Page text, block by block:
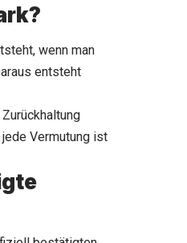
wenn man
entsteht
Vermutung ist